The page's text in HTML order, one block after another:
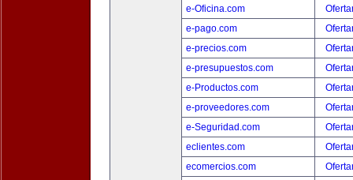
e-Oficina.com
e-pago.com
e-precios.com
e-presupuestos.com
e-Productos.com
e-proveedores.com
e-Seguridad.com
eclientes.com
ecomercios.com